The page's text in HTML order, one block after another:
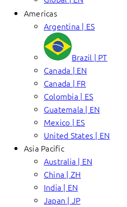
Americas
Argentina | ES
Brazil | PT
Canada | EN
Canada | FR
Colombia | ES
Guatemala | EN
Mexico | ES
United States | EN
Asia Pacific
Australia | EN
China | ZH
India | EN
Japan | JP